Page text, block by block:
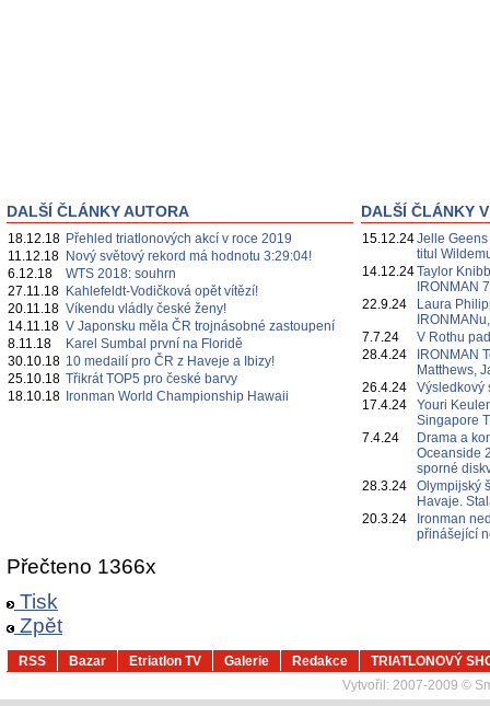
DALŠÍ ČLÁNKY AUTORA
18.12.18 Přehled triatlonových akcí v roce 2019
11.12.18 Nový světový rekord má hodnotu 3:29:04!
6.12.18
WTS 2018: souhrn
27.11.18 Kahlefeldt-Vodičková opět vítězí!
20.11.18 Víkendu vládly české ženy!
14.11.18 V Japonsku měla ČR trojnásobné zastoupení
8.11.18
Karel Sumbal první na Floridě
30.10.18 10 medailí pro ČR z Haveje a Ibizy!
25.10.18 Třikrát TOP5 pro české barvy
18.10.18 Ironman World Championship Hawaii
DALŠÍ ČLÁNKY
15.12.24Jelle
titul
14.12.24Taylor
IRONMAN
22.9.24
Laura
7.7.24
V Rothu
28.4.24
IRONMAN
Matthews,
26.4.24
Výsledkový
17.4.24
Youri
Singapore
7.4.24
Drama a
Oceanside
sporné
28.3.24
Olympijský
Havaje.
20.3.24
Ironman
přinášející
Přečteno 1366x
Tisk
Zpět
RSS Bazar Etriatlon TV Galerie Redakce
TRIATLONOVÝ
Vytvořil: 2007-2009 ©